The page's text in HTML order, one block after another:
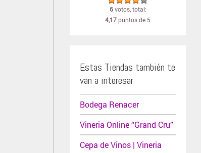
6votos, total:
4,17puntos de 5
Estas Tiendas también te
van a interesar
Bodega Renacer
Vineria Online “Grand Cru”
Cepa de Vinos | Vineria